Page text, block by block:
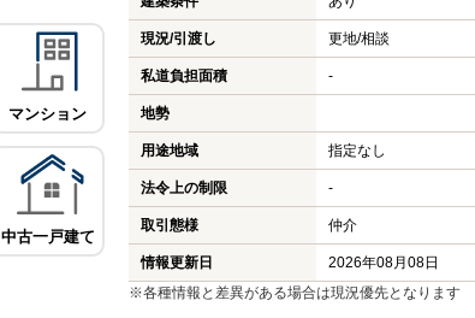
現況/引渡し 更地/相談
私道負担面積 -
地勢
用途地域 指定なし
法令上の制限 -
取引態様 仲介
情報更新日 2026年08月08日
※各種情報と差異がある場合は現況優先となります
マンション
中古一戸建て